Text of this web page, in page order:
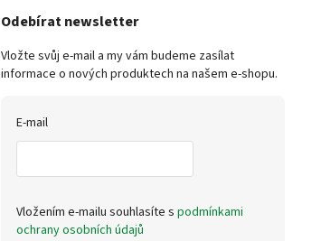
Odebírat newsletter
Vložte svůj e-mail a my vám budeme zasílat
informace o nových produktech na našem e-shopu.
E-mail
Vložením e-mailu souhlasíte s podmínkami
ochrany osobních údajů